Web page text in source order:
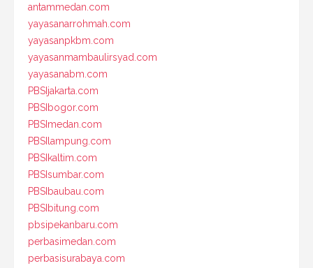
antammedan.com
yayasanarrohmah.com
yayasanpkbm.com
yayasanmambaulirsyad.com
yayasanabm.com
PBSIjakarta.com
PBSIbogor.com
PBSImedan.com
PBSIlampung.com
PBSIkaltim.com
PBSIsumbar.com
PBSIbaubau.com
PBSIbitung.com
pbsipekanbaru.com
perbasimedan.com
perbasisurabaya.com